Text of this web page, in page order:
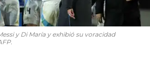
y Di María y exhibió su voracidad